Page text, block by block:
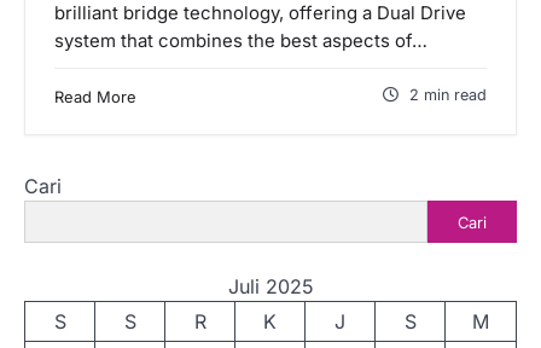
brilliant bridge technology, offering a Dual Drive
system that combines the best aspects of…
Read More 2 min read
Cari
Cari
Juli 2025
S
S R K J S
M